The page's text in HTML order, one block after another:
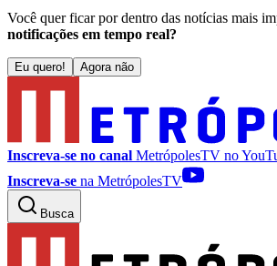
Você quer ficar por dentro das notícias mais
notificações em tempo real?
Eu quero! Agora não
Inscreva-se no canal MetrópolesTV no
Inscreva-se na MetrópolesTV
Busca